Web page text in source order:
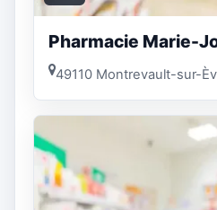
Pharmacie Marie-
49110 Montrevault-sur-